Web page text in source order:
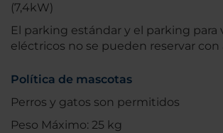
(7,4kW)
El parking estándar y el parking para
eléctricos no se pueden reservar con
Política de mascotas
Perros y gatos son permitidos
Peso Máximo: 25 kg